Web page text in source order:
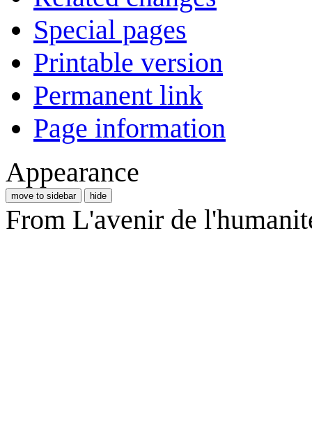
Special pages
Printable version
Permanent link
Page information
Appearance
move to sidebar hide
From L'avenir de